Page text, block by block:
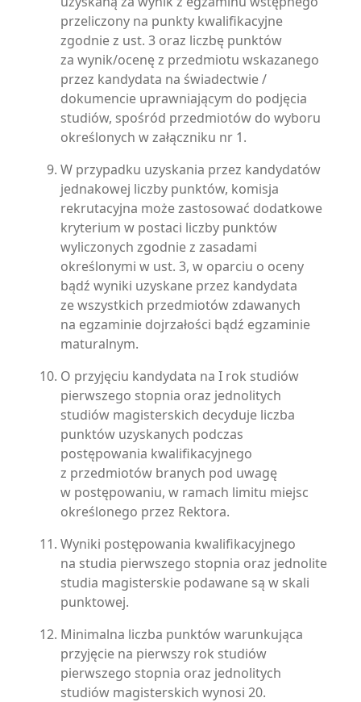
przeliczony na punkty kwalifikacyjne
zgodnie z ust. 3 oraz liczbę punktów
za wynik/ocenę z przedmiotu wskazanego
przez kandydata na świadectwie /
dokumencie uprawniającym do podjęcia
studiów, spośród przedmiotów do wyboru
określonych w załączniku nr 1.
W przypadku uzyskania przez kandydatów
jednakowej liczby punktów, komisja
rekrutacyjna może zastosować dodatkowe
kryterium w postaci liczby punktów
wyliczonych zgodnie z zasadami
określonymi w ust. 3, w oparciu o oceny
bądź wyniki uzyskane przez kandydata
ze wszystkich przedmiotów zdawanych
na egzaminie dojrzałości bądź egzaminie
maturalnym.
O przyjęciu kandydata na I rok studiów
pierwszego stopnia oraz jednolitych
studiów magisterskich decyduje liczba
punktów uzyskanych podczas
postępowania kwalifikacyjnego
z przedmiotów branych pod uwagę
w postępowaniu, w ramach limitu miejsc
określonego przez Rektora.
Wyniki postępowania kwalifikacyjnego
na studia pierwszego stopnia oraz jednolite
studia magisterskie podawane są w skali
punktowej.
Minimalna liczba punktów warunkująca
przyjęcie na pierwszy rok studiów
pierwszego stopnia oraz jednolitych
studiów magisterskich wynosi 20.